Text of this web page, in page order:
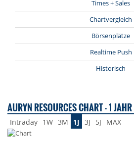
Times + Sales
Chartvergleich
Börsenplätze
Realtime Push
Historisch
AURYN RESOURCES CHART - 1
Intraday 1W 3M 1J 3J 5J MAX